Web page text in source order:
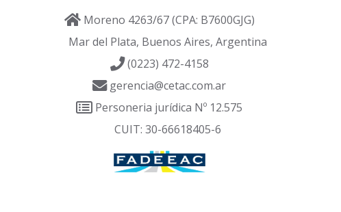
Moreno 4263/67 (CPA: B7600GJG)
Mar del Plata, Buenos Aires, Argentina
(0223) 472-4158
gerencia@cetac.com.ar
Personeria jurídica Nº 12.575
CUIT: 30-66618405-6